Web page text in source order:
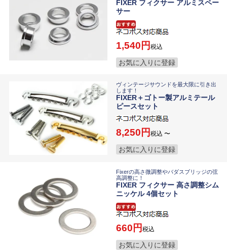
FIXER フィクサー アルミスペー
サー
1,540 税込
お気に入りに登録
ヴィンテージサウンドを最大限に引き出
します！
FIXER＋ゴトー製アルミテール
ピースセット
8,250 税込 〜
お気に入りに登録
Fixerの高さ微調整やバダスブリッジの弦
高調整に！
FIXER フィクサー 高さ調整シム
ニッケル 4個セット
660 税込
お気に入りに登録